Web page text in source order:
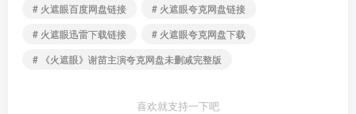
# 火遮眼百度网盘链接
# 火遮眼夸克网盘链接
# 火遮眼迅雷下载链接
# 火遮眼夸克网盘下载
# 《火遮眼》谢苗主演夸克网盘未删减完整版
喜欢就支持一下吧